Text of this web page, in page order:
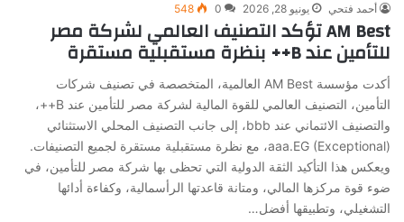
أحمد فتحي يونيو 28, 2026 0
548
AM Best تؤكد التصنيف العالمي لشركة مصر
للتأمين عند B++ بنظرة مستقبلية مستقرة
أكدت مؤسسة AM Best العالمية، المتخصصة في تصنيف شركات
التأمين، التصنيف العالمي للقوة المالية لشركة مصر للتأمين عند B++،
والتصنيف الائتماني عند bbb، إلى جانب التصنيف المحلي الاستثنائي
aaa.EG (Exceptional)، مع نظرة مستقبلية مستقرة لجميع التصنيفات.
ويعكس هذا التأكيد الثقة الدولية التي تحظى بها شركة مصر للتأمين، في
ضوء قوة مركزها المالي، ومتانة قاعدتها الرأسمالية، وكفاءة أدائها
التشغيلي، وتطبيقها أفضل…